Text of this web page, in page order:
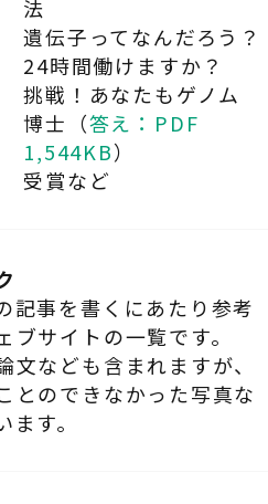
法
遺伝子ってなんだろう？
24時間働けますか？
挑戦！あなたもゲノム
博士（答え：PDF
1,544KB）
受賞など
記事を書くにあたり参考
ブサイトの一覧です。
文なども含まれますが、
とのできなかった写真な
す。